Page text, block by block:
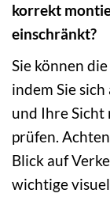
korrekt
einschränkt?
Sie können
indem Sie
und Ihre Sicht
prüfen.
Blick auf
wichtige